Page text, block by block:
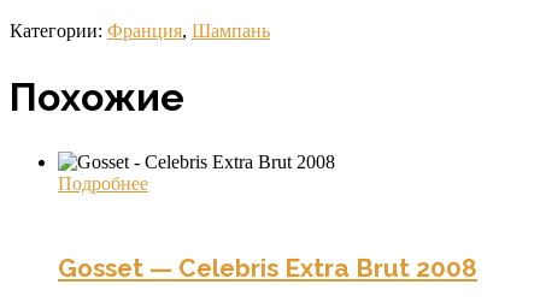
Категории: Франция, Шампань
Похожие
Подробнее
Gosset — Celebris Extra Brut 2008